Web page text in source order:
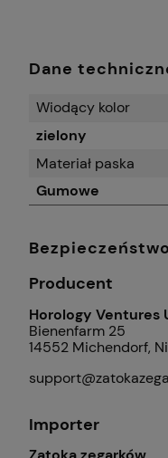
Dane
Wiodący kolor
zielony
Materiał paska
Gumowe
Bezpieczeństwo
Producent
Horology Ventures
Bienenfarm 25
14552 Michendorf,
Importer